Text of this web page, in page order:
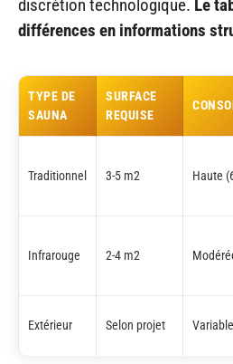
discrétion technologique. Le
différences en informations
TYPE DE
SAUNA
SURFACE
REQUISE
Traditionnel 3-5 m2 Haute
Infrarouge 2-4 m2
Extérieur Selon projet Variable